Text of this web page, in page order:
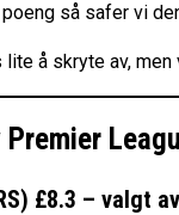
så safer vi
lite å skryte av,
£8.3 – valgt